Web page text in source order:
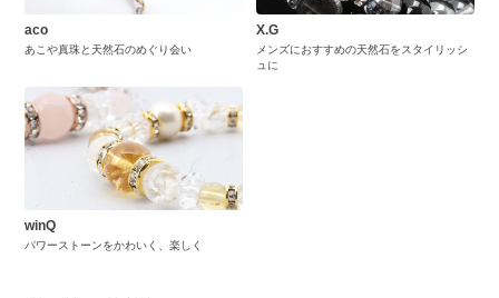
aco
あこや真珠と天然石のめぐり会い
X.G
メンズにおすすめの天然石をスタイリッシ
ュに
winQ
パワーストーンをかわいく、楽しく